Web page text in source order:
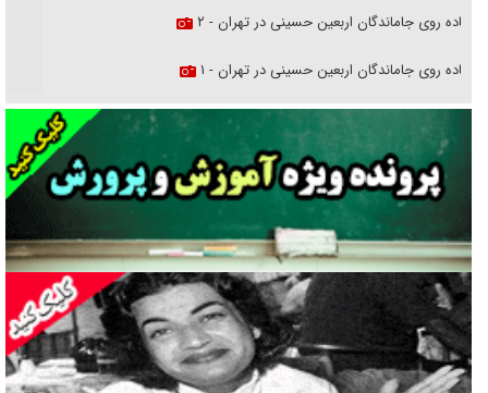
پیاده روی جاماندگان اربعین حسینی در تهران - ۲
پیاده روی جاماندگان اربعین حسینی در تهران - ۱
فریاد‌ها و ناله‌های دوستان مبارزدلم را آتش می‌زد
تغییر رویه دشمن در ترور از شیخ فضل‌الله تا مصباح یزدی
خرید قسطی اولش خنده و آخرش گریه است!
فوتبال و آن «بالا»!
راهبرد غافلگیری با نسل جدید پهپاد‌ها
جنجال پزشکان تقلبی در صنعت زیبایی